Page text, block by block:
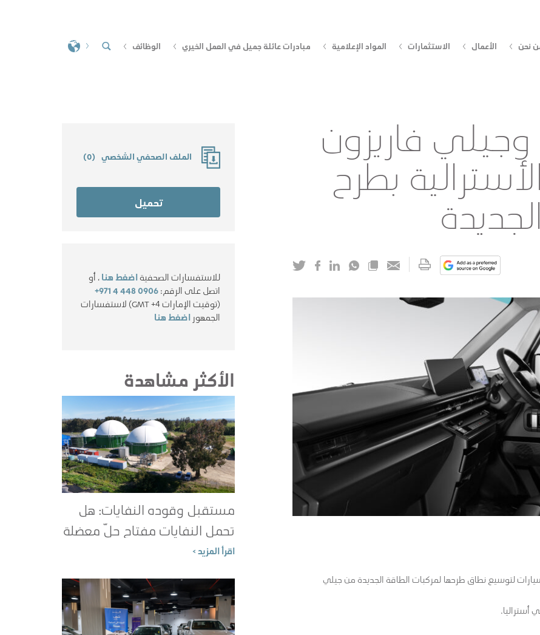
نحن الأعمال الاستثمارات المواد الإعلامية مبادرات عائلة جميل في العمل الخيري الوظائف
فاريزون
بطرح
لتوسيع نطاق طرحها لمركبات الطاقة الجديدة من جيلي
الملف الصحفي الشخصي (
0
)
تحميل
للاستفسارات الصحفيةاضغط هنا، أو
اتصل على الرقم:+971 4 448 0906
(توقيت الإمارات GMT +4) لاستفسارات
الجمهور اضغط هنا
الأكثر مشاهدة
مستقبل وقوده النفايات: هل
تحمل النفايات مفتاح حلّ معضلة
الطاقة؟
اقرأ المزيد >